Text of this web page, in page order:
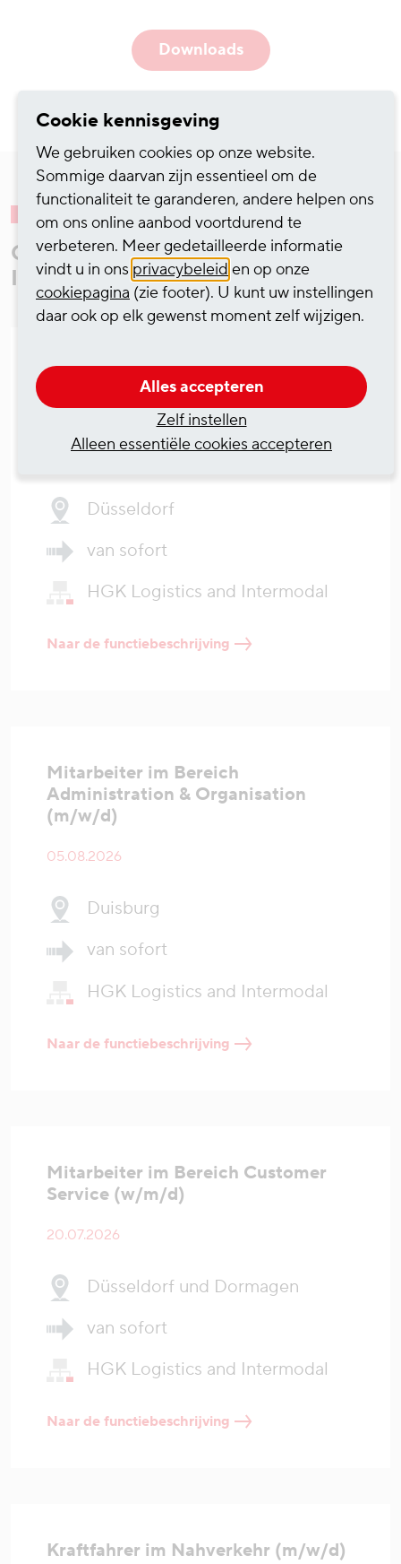
Downloads
Carrière bij HGK Logistics and
Intermodal:
Speditionskaufmann /
Speditionskauffrau / Customer
Service (m/w/d)
04.08.2026
Düsseldorf
van sofort
HGK Logistics and Intermodal
Naar de functiebeschrijving
Mitarbeiter im Bereich
Administration & Organisation
(m/w/d)
05.08.2026
Duisburg
van sofort
HGK Logistics and Intermodal
Naar de functiebeschrijving
Mitarbeiter im Bereich Customer
Service (w/m/d)
20.07.2026
Düsseldorf und Dormagen
van sofort
HGK Logistics and Intermodal
Naar de functiebeschrijving
Kraftfahrer im Nahverkehr (m/w/d)
Cookie kennisgeving
We gebruiken cookies op onze website.
Sommige daarvan zijn essentieel om de
functionaliteit te garanderen, andere helpen ons
om ons online aanbod voortdurend te
verbeteren. Meer gedetailleerde informatie
vindt u in ons privacybeleid en op onze
cookiepagina (zie footer). U kunt uw instellingen
daar ook op elk gewenst moment zelf wijzigen.
Alles accepteren
Zelf instellen
Alleen essentiële cookies accepteren